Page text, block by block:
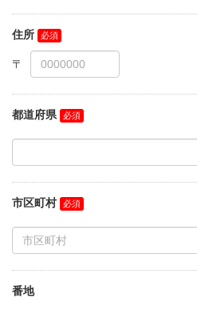
住所
都道府県
市区町村
番地